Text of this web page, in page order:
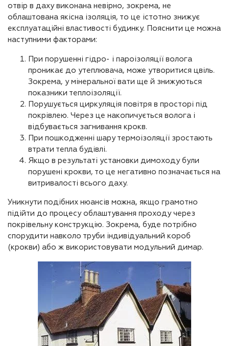
отвір в даху виконана невірно, зокрема, не
облаштована якісна ізоляція, то це істотно знижує
експлуатаційні властивості будинку. Пояснити це можна
наступними факторами:
При порушенні гідро- і пароізоляції волога
проникає до утеплювача, може утворитися цвіль.
Зокрема, у мінеральної вати ще й знижуються
показники теплоізоляції.
Порушується циркуляція повітря в просторі під
покрівлею. Через це накопичується волога і
відбувається загнивання крокв.
При пошкодженні шару термоізоляції зростають
втрати тепла будівлі.
Якщо в результаті установки димоходу були
порушені крокви, то це негативно позначається на
витривалості всього даху.
Уникнути подібних нюансів можна, якщо грамотно
підійти до процесу облаштування проходу через
покрівельну конструкцію. Зокрема, буде потрібно
спорудити навколо труби індивідуальний короб
(крокви) або ж використовувати модульний димар.